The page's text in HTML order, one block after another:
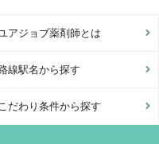
アジョブ薬剤師とは
線駅名から探す
こだわり条件から探す